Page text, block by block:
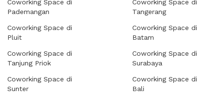
Coworking Space di
Pademangan
Coworking Space di
Pluit
Coworking Space di
Tanjung Priok
Coworking Space di
Sunter
Coworking Space di
Tangerang
Coworking Space di
Batam
Coworking Space di
Surabaya
Coworking Space di
Bali